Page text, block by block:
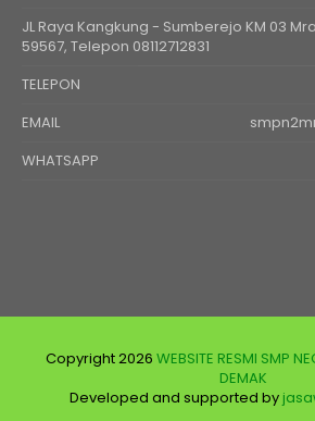
JL Raya Kangkung - Sumberejo KM 03
59567, Telepon 08112712831
TELEPON
EMAIL
WHATSAPP
Copyright 2026 WEBSITE RESMI SMP
DEMAK
Developed and supported by